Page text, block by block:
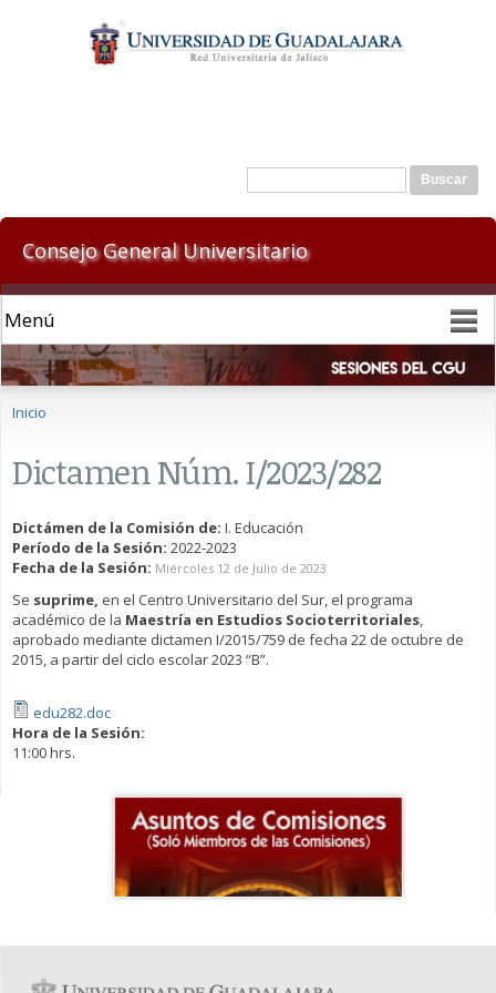
contenido
principal
Formulario de búsqueda
Buscar
Consejo General Universitario
Inicio
Dictamen Núm. I/2023/282
Dictámen de la Comisión de: I. Educación
Período de la Sesión: 2022-2023
Fecha de la Sesión: Miércoles 12 de Julio de 2023
Se suprime, en el Centro Universitario del Sur, el programa
académico de la Maestría en Estudios Socioterritoriales,
aprobado mediante dictamen I/2015/759 de fecha 22 de octubre de
2015, a partir del ciclo escolar 2023 “B”.
edu282.doc
Hora de la Sesión:
11:00 hrs.